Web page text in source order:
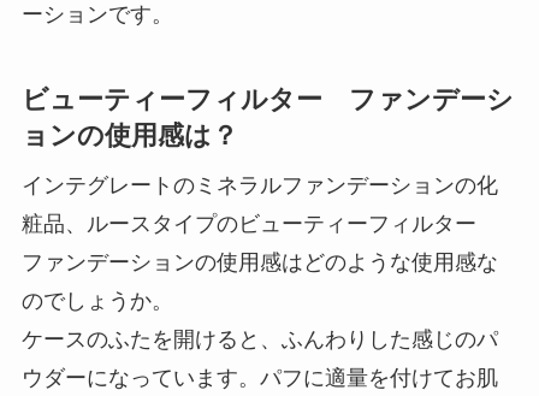
ーションです。
ビューティーフィルター ファンデーシ
ョンの使用感は？
インテグレートのミネラルファンデーションの化
粧品、ルースタイプのビューティーフィルター
ファンデーションの使用感はどのような使用感な
のでしょうか。
ケースのふたを開けると、ふんわりした感じのパ
ウダーになっています。パフに適量を付けてお肌